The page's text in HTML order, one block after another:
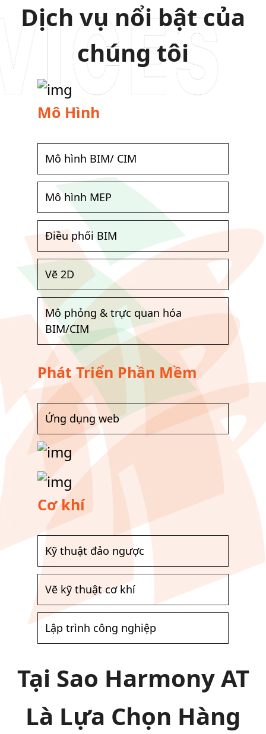
Dịch vụ nổi bật của
chúng tôi
Mô Hình
Mô hình BIM/ CIM
Mô hình MEP
Điều phối BIM
Vẽ 2D
Mô phỏng & trực quan hóa
BIM/CIM
Phát Triển Phần Mềm
Ứng dụng web
Cơ khí
Kỹ thuật đảo ngược
Vẽ kỹ thuật cơ khí
Lập trình công nghiệp
Tại Sao Harmony AT
Là Lựa Chọn Hàng